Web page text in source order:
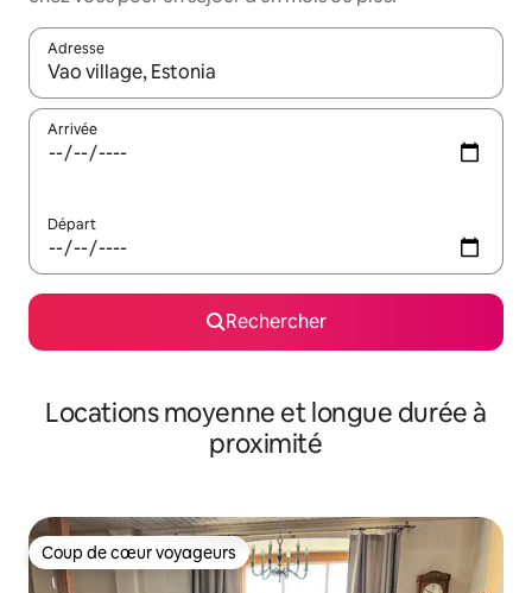
Adresse
Lorsque les résultats s'affichent, utilisez les flèches vers le
Arrivée
Départ
Rechercher
Locations moyenne et longue durée à
proximité
Coup de cœur voyageurs
Coup de cœur voyageurs